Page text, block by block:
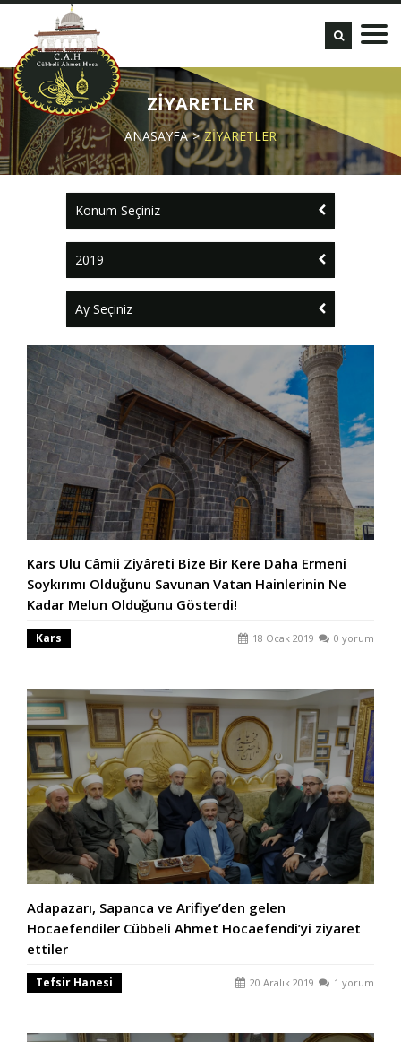
ZİYARETLER
ANASAYFA ZİYARETLER
Konum Seçiniz
2019
Ay Seçiniz
Kars Ulu Câmii Ziyâreti Bize Bir Kere Daha Ermeni
Soykırımı Olduğunu Savunan Vatan Hainlerinin Ne
Kadar Melun Olduğunu Gösterdi!
Kars 18 Ocak 2019 0 yorum
Adapazarı, Sapanca ve Arifiye’den gelen
Hocaefendiler Cübbeli Ahmet Hocaefendi’yi ziyaret
ettiler
Tefsir Hanesi 20 Aralık 2019 1 yorum